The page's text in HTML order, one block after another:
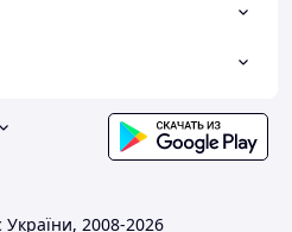
2008-2026